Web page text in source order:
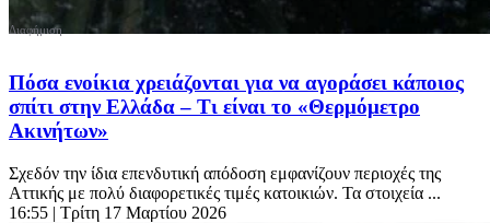
Πόσα ενοίκια χρειάζονται για να αγοράσει κάποιος
σπίτι στην Ελλάδα – Τι είναι το «Θερμόμετρο
Ακινήτων»
Σχεδόν την ίδια επενδυτική απόδοση εμφανίζουν περιοχές της
Αττικής με πολύ διαφορετικές τιμές κατοικιών. Τα στοιχεία ...
16:55 | Τρίτη 17 Μαρτίου 2026